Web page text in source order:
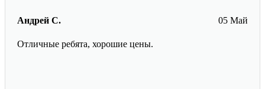
05 Май
Андрей С.
Отличные ребята, хорошие цены.